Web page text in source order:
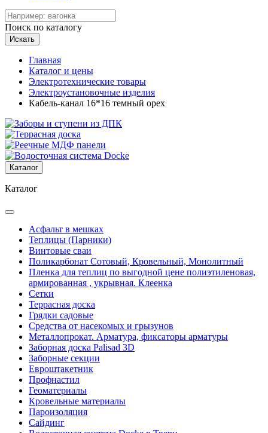
Поиск по каталогу
Искать
Главная
Каталог и цены
Электротехнические товары
Электроустановочные изделия
Кабель-канал 16*16 темный орех
Каталог
Каталог
Асфальт в мешках
Теплицы (Парники)
Винтовые сваи
Поликарбонат Сотовый, Кровельный, Монолитный
Пленка для теплиц по выгодной цене полиэтиленовая,
армированная , укрывная. Клеенка
Сетки
Террасная доска
Грядки садовые
Средства от насекомых и грызунов
Металлопрокат. Арматура, фиксаторы арматуры
Заборная доска Palisad 3D
Заборные секции
Евроштакетник
Профнастил
Геоматериалы
Кровельные материалы
Пароизоляция
Сайдинг